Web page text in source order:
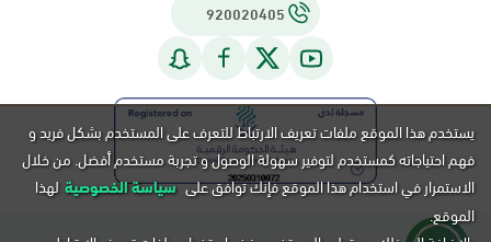
920020405
يستخدم هذا الموقع ملفات تعريف الارتباط للتعرف على المستخدم بشكل فريد و
فهم احتياجاته كمستخدم لتوفير سهولة الوصول و تجربة مستخدم أفضل. من خلال
الاستمرار في استخدام هذا الموقع فإنك توافق على سياسة الخصوصية لهذا
الموقع.